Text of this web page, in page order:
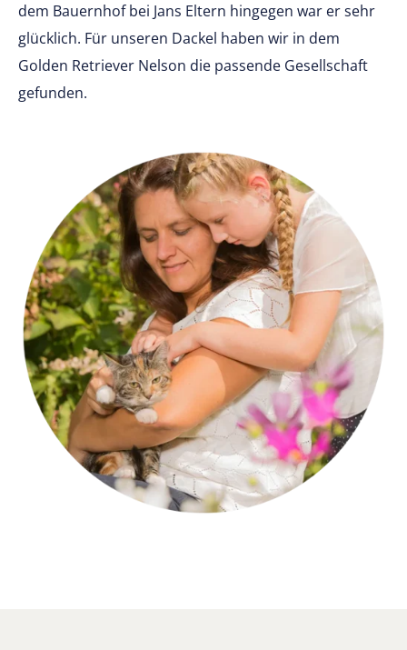
dem Bauernhof bei Jans Eltern hingegen war er sehr
glücklich. Für unseren Dackel haben wir in dem
Golden Retriever Nelson die passende Gesellschaft
gefunden.